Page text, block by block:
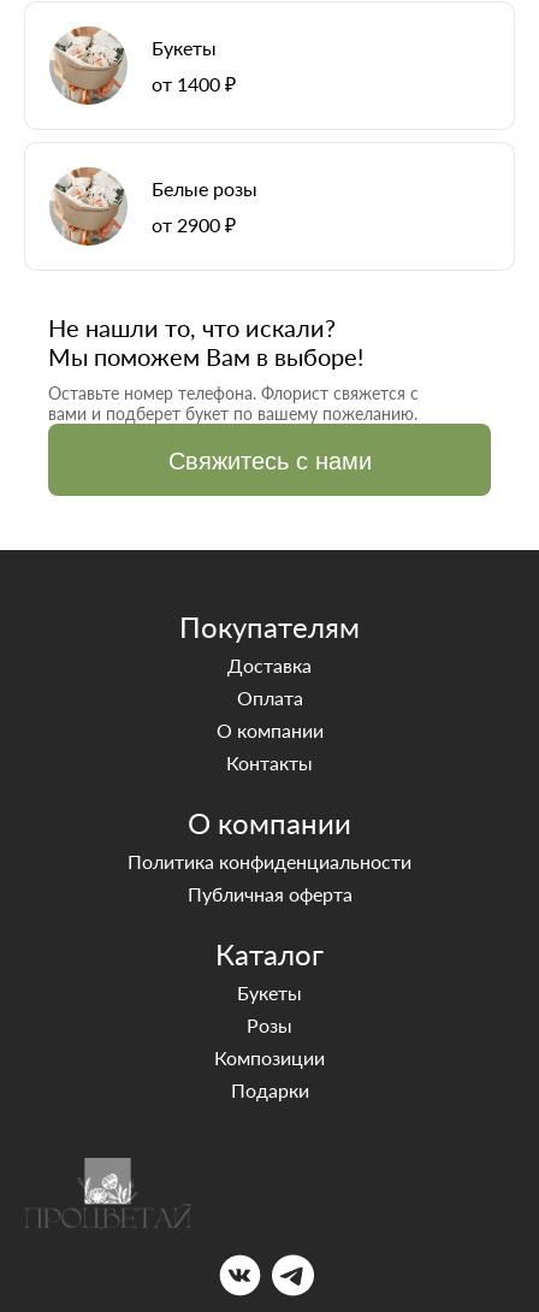
Букеты
от 1400 ₽
Белые розы
от 2900 ₽
Не нашли то, что искали?
Мы поможем Вам в выборе!
Оставьте номер телефона. Флорист свяжется с
вами и подберет букет по вашему пожеланию.
Свяжитесь с нами
Каталог
Букеты
Розы
Композиции
Подарки
Покупателям
Доставка
Оплата
О компании
Контакты
О компании
Политика конфиденциальности
Публичная оферта